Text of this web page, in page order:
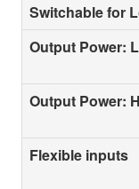
Switchable for
Output Power:
Output Power:
Flexible inputs